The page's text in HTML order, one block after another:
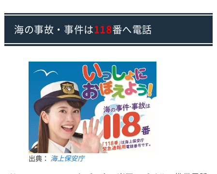
海の事故・事件は118番へ電話
出典： 海上保安庁